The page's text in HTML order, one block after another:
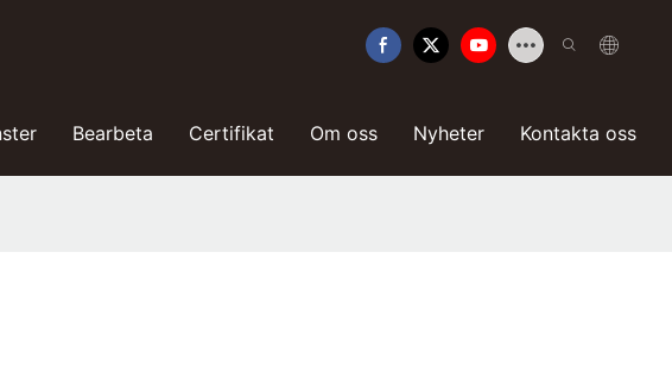
Bearbeta Certifikat Om oss Nyheter Kontakta oss